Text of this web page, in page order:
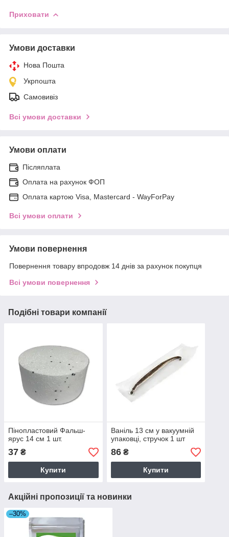
Приховати
Умови доставки
Нова Пошта
Укрпошта
Самовивіз
Всі умови доставки
Умови оплати
Післяплата
Оплата на рахунок ФОП
Оплата картою Visa, Mastercard - WayForPay
Всі умови оплати
Умови повернення
Повернення товару впродовж 14 днів за рахунок покупця
Всі умови повернення
Подібні товари компанії
Пінопластовий Фальш-
ярус 14 см 1 шт.
37 ₴
Купити
Ваніль 13 см у вакуумній
упаковці, стручок 1 шт
86₴
Купити
Акційні пропозиції та новинки
–30%